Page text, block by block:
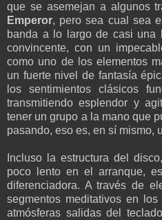
que se asemejan a algunos
Emperor, pero sea cual sea
banda a lo largo de casi una
convincente, con un
como uno de los elementos
un fuerte nivel de fantasía
los sentimientos clásicos
transmitiendo esplendor y
tener un grupo a la mano que
pasando, eso es, en sí mismo,
Incluso la estructura del
poco lento en el arranque,
diferenciadora. A través de
segmentos meditativos en
atmósferas salidas del